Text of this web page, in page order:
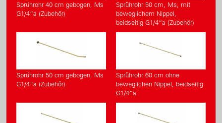
Sprührohr 40 cm gebogen, Ms
G1/4“a (Zubehör)
Sprührohr 50 cm, Ms, mit
beweglichem Nippel,
beidseitig G1/4“a (Zubehör)
Sprührohr 50 cm gebogen, Ms
G1/4“a (Zubehör)
Sprührohr 60 cm ohne
beweglichen Nippel, beidseitig
G1/4“a